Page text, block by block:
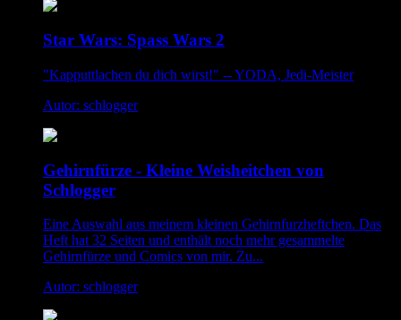
Star Wars: Spass Wars 2
"Kapputtlachen du dich wirst!" -- YODA, Jedi-Meister
Autor: schlogger
Gehirnfürze - Kleine Weisheitchen von
Schlogger
Eine Auswahl aus meinem kleinen Gehirnfurzheftchen. Das
Heft hat 32 Seiten und enthält noch mehr gesammelte
Gehirnfürze und Comics von mir. Zu...
Autor: schlogger